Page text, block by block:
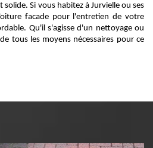
Si vous habitez à Jurvielle ou ses
facade pour l'entretien de votre
Qu'il s'agisse d'un nettoyage ou
tous les moyens nécessaires pour ce